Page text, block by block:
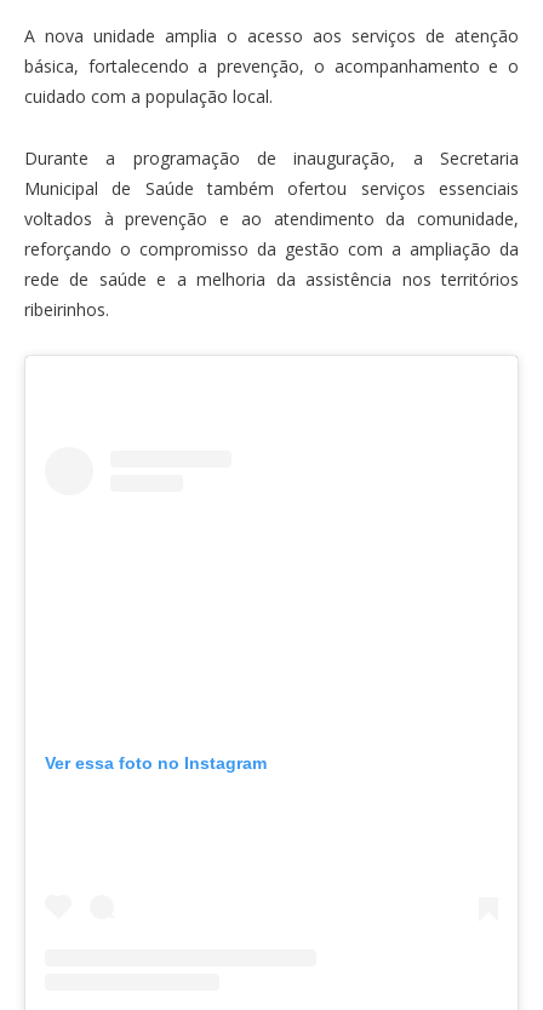
A nova unidade amplia o acesso aos serviços de atenção
básica, fortalecendo a prevenção, o acompanhamento e o
cuidado com a população local.
Durante a programação de inauguração, a Secretaria
Municipal de Saúde também ofertou serviços essenciais
voltados à prevenção e ao atendimento da comunidade,
reforçando o compromisso da gestão com a ampliação da
rede de saúde e a melhoria da assistência nos territórios
ribeirinhos.
Ver essa foto no Instagram